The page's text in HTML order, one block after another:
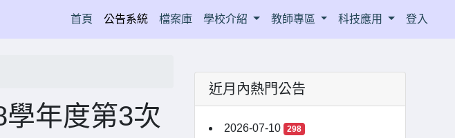
首頁(current)
公告系統 檔案庫 學校介紹 教師專區 科技應用 登入
年度第3次
近月內熱門公告
2026-07-10 298